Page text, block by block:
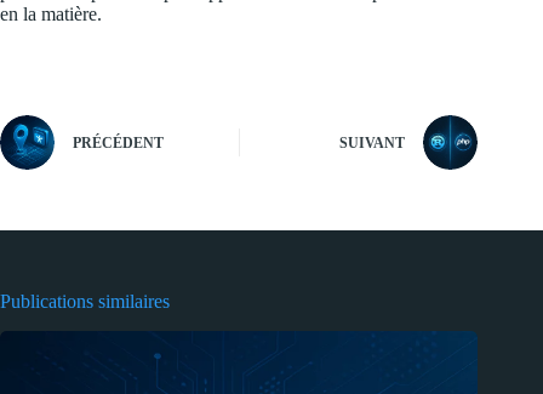
en la matière.
PRÉCÉDENT SUIVANT
Publications similaires